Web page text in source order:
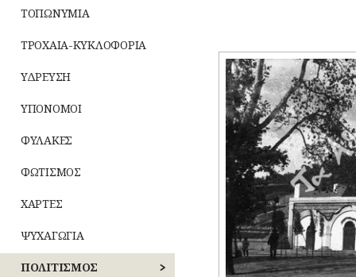
ΤΟΠΩΝΥΜΙΑ
ΤΡΟΧΑΙΑ-ΚΥΚΛΟΦΟΡΙΑ
ΥΔΡΕΥΣΗ
ΥΠΟΝΟΜΟΙ
ΦΥΛΑΚΕΣ
ΦΩΤΙΣΜΟΣ
ΧΑΡΤΕΣ
ΨΥΧΑΓΩΓΙΑ
ΠΟΛΙΤΙΣΜΟΣ